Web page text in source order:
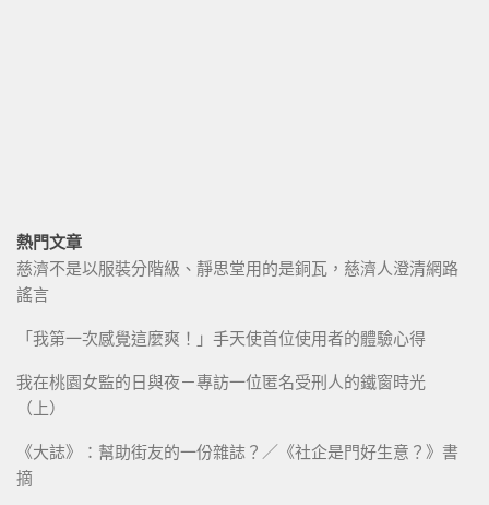
熱門文章
慈濟不是以服裝分階級、靜思堂用的是銅瓦，慈濟人澄清網路
謠言
「我第一次感覺這麼爽！」手天使首位使用者的體驗心得
我在桃園女監的日與夜－專訪一位匿名受刑人的鐵窗時光
（上）
《大誌》：幫助街友的一份雜誌？／《社企是門好生意？》書
摘